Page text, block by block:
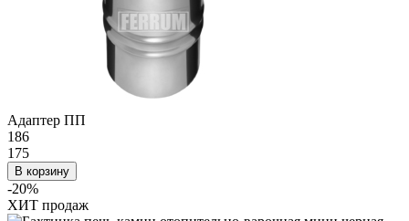
Адаптер ПП
186
175
В корзину
-20%
ХИТ продаж